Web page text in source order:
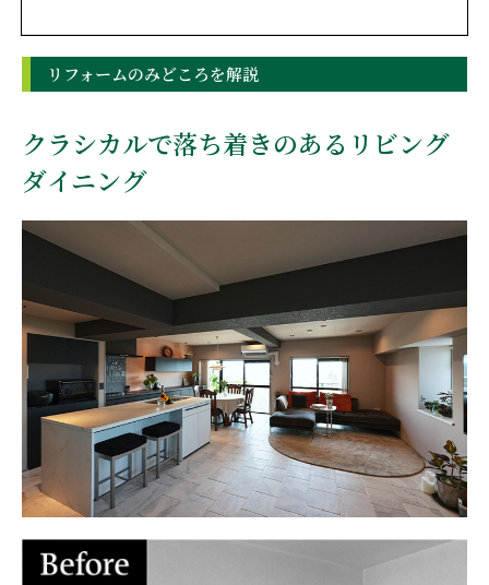
リフォームのみどころを解説
クラシカルで落ち着きのあるリビング
ダイニング